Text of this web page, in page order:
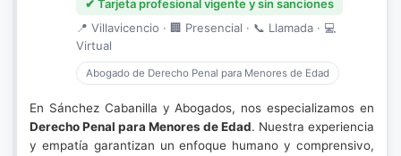
✔ Tarjeta profesional vigente y sin sanciones
📍 Villavicencio · 🏢 Presencial · 📞 Llamada · 💻
Virtual
Abogado de Derecho Penal para Menores de Edad
En Sánchez Cabanilla y Abogados, nos especializamos en
Derecho Penal para Menores de Edad. Nuestra experiencia
y empatía garantizan un enfoque humano y comprensivo,